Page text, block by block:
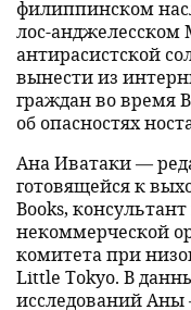
филиппинском
лос-анджелесском
антирасистской
вынести из
граждан во время
об опасностях
Ана Иватаки —
готовящейся к
Books,
некоммерческой
комитета при
Little Tokyo. В
исследований